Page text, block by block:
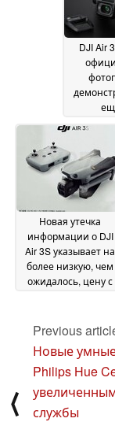
DJI Air
дата
Новая утечка
информации о DJI
Air 3S указывает на
более низкую, чем
ожидалось, цену с
⟨
Previous
Новые
Philips Hue
службы